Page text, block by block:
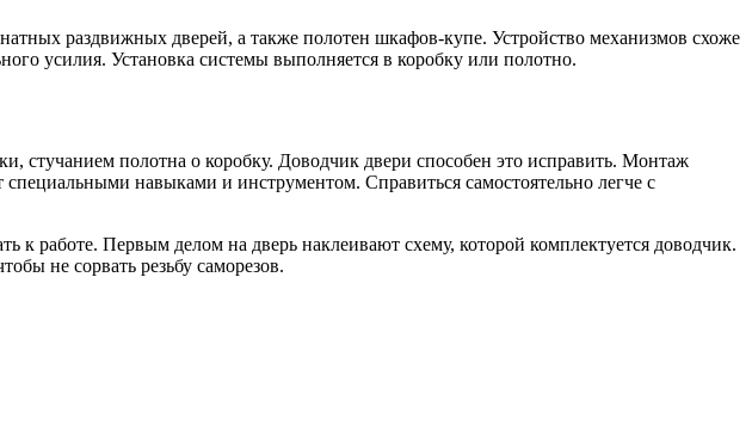
раздвижных дверей, а также полотен шкафов-купе. Устройство механизмов схоже
усилия. Установка системы выполняется в коробку или полотно.
стучанием полотна о коробку. Доводчик двери способен это исправить. Монтаж
навыками и инструментом. Справиться самостоятельно легче с
работе. Первым делом на дверь наклеивают схему, которой комплектуется доводчик.
не сорвать резьбу саморезов.